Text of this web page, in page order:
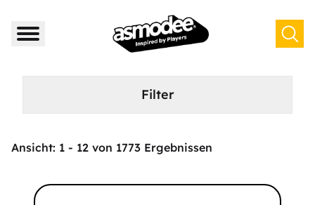
Filter
Ansicht: 1 - 12 von 1773 Ergebnissen